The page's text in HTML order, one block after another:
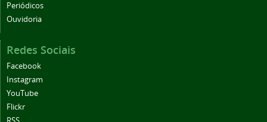
Periódicos
Ouvidoria
Redes Sociais
Facebook
Instagram
YouTube
Flickr